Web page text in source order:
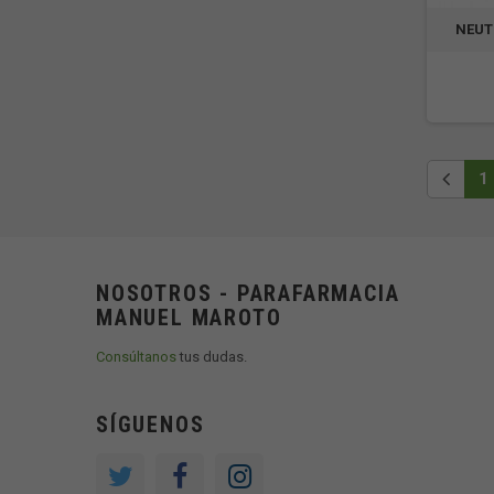
1
NOSOTROS - PARAFARMACIA
MANUEL MAROTO
Consúltanostus dudas.
SÍGUENOS